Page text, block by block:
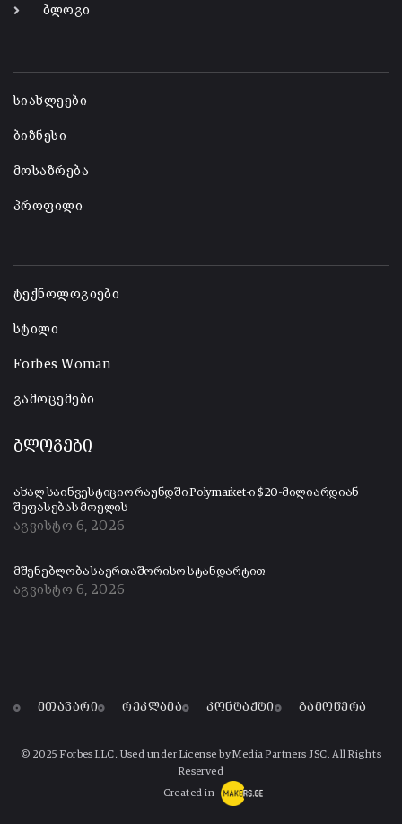
ბლოგი
სიახლეები
ბიზნესი
მოსაზრება
პროფილი
ტექნოლოგიები
სტილი
Forbes Woman
გამოცემები
ბლოგები
ახალ საინვესტიციო რაუნდში Polymarket-ი $20-მილიარდიან
შეფასებას მოელის
აგვისტო 6, 2026
მშენებლობა საერთაშორისო სტანდარტით
აგვისტო 6, 2026
მთავარი რეკლამა კონტაქტი გამოწერა
© 2025 Forbes LLC, Used under License by Media Partners JSC. All Rights
Reserved
Created in